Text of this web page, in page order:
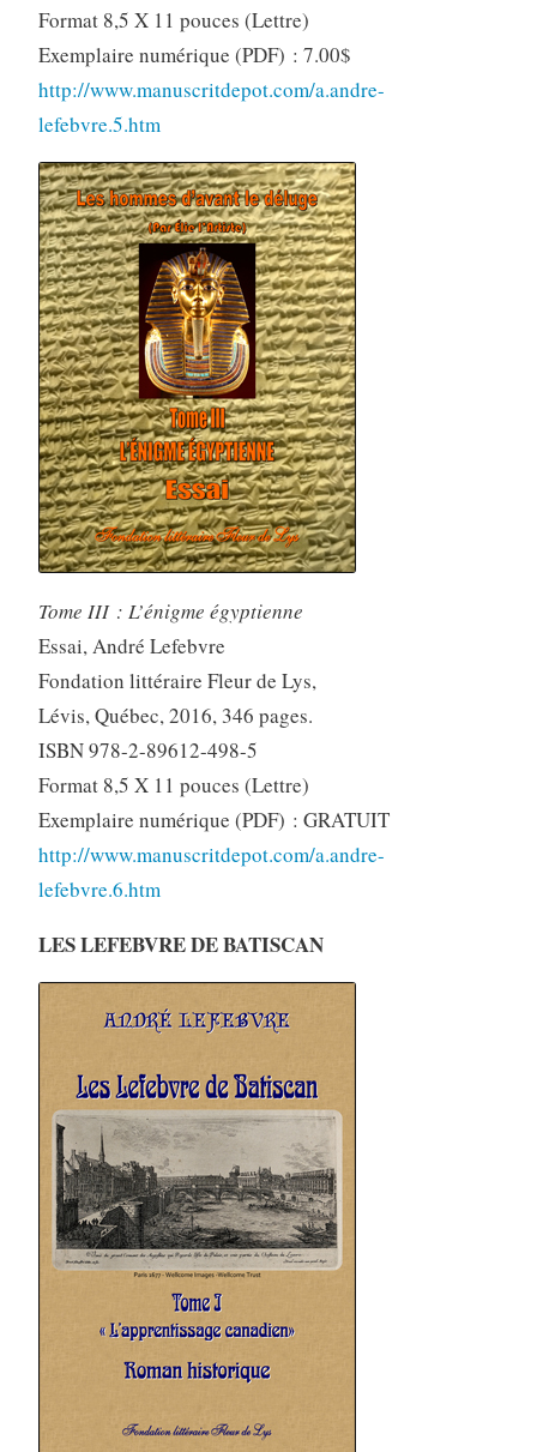
Format 8,5 X 11 pouces (Lettre)
Exemplaire numérique (PDF) : 7.00$
http://www.manuscritdepot.com/a.andre-
lefebvre.5.htm
Tome III : L’énigme égyptienne
Essai, André Lefebvre
Fondation littéraire Fleur de Lys,
Lévis, Québec, 2016, 346 pages.
ISBN 978-2-89612-498-5
Format 8,5 X 11 pouces (Lettre)
Exemplaire numérique (PDF) : GRATUIT
http://www.manuscritdepot.com/a.andre-
lefebvre.6.htm
LES LEFEBVRE DE BATISCAN